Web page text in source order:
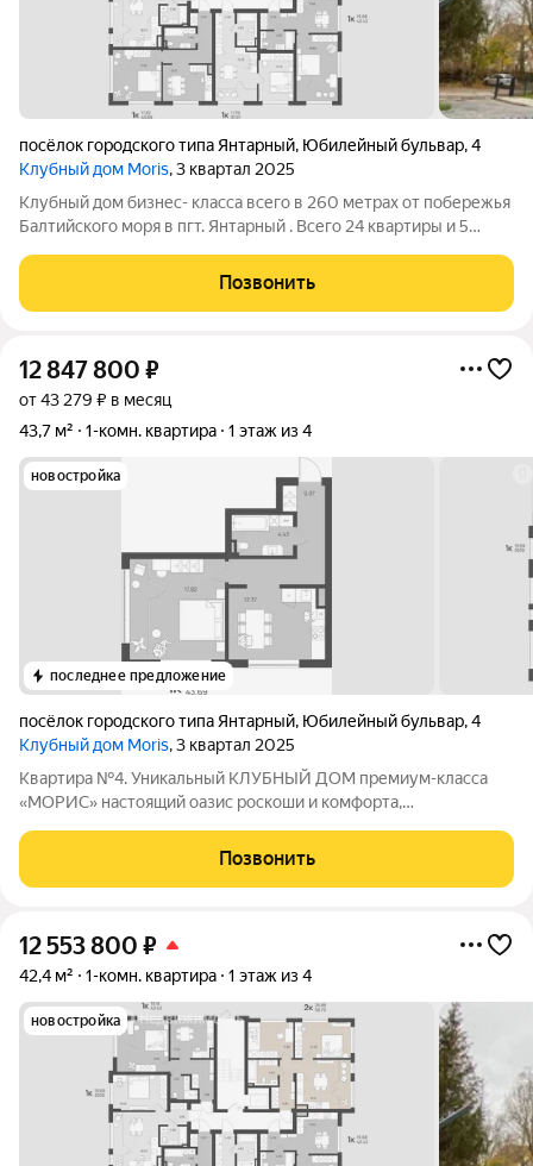
посёлок городского типа Янтарный, Юбилейный бульвар,4
Клубный дом Moris, 3 квартал 2025
Клубный дом бизнес- класса всего в 260 метрах от побережья
Балтийского моря в пгт. Янтарный . Всего 24 квартиры и 5
Высота потолков 3.3 метра. Янтарный - маленький, но
невероятно живописный
Позвонить
12 847 800 ₽
от 43 279 ₽ в месяц
43,7 м²
1-комн. квартира 1 этаж из 4
новостройка
последнее предложение
посёлок городского типа Янтарный, Юбилейный бульвар,4
Клубный дом Moris, 3 квартал 2025
Квартира №4. Уникальный КЛУБНЫЙ ДОМ премиум-класса
«МОРИС» настоящий оазис роскоши и комфорта,
пляжами, на берегу Балтийского моря, аналогов которому нет.
Это место, где сливаются воедино
Позвонить
12 553 800 ₽
42,4 м² 1-комн. квартира 1 этаж из 4
новостройка